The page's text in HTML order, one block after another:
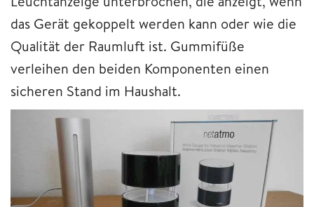
das Gerät gekoppelt werden kann oder wie die
Qualität der Raumluft ist. Gummifüße
verleihen den beiden Komponenten einen
sicheren Stand im Haushalt.